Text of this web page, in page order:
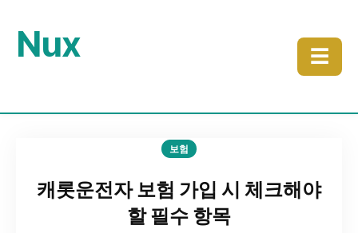
Nux ☰
보험
캐롯운전자 보험 가입 시 체크해야
할 필수 항목